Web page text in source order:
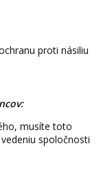
proti násiliu
musíte toto
spoločnosti